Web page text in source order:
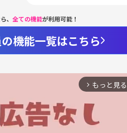
、 全ての機能が利用可能！
機能一覧はこちら
arrow_forward_ios もっと見る